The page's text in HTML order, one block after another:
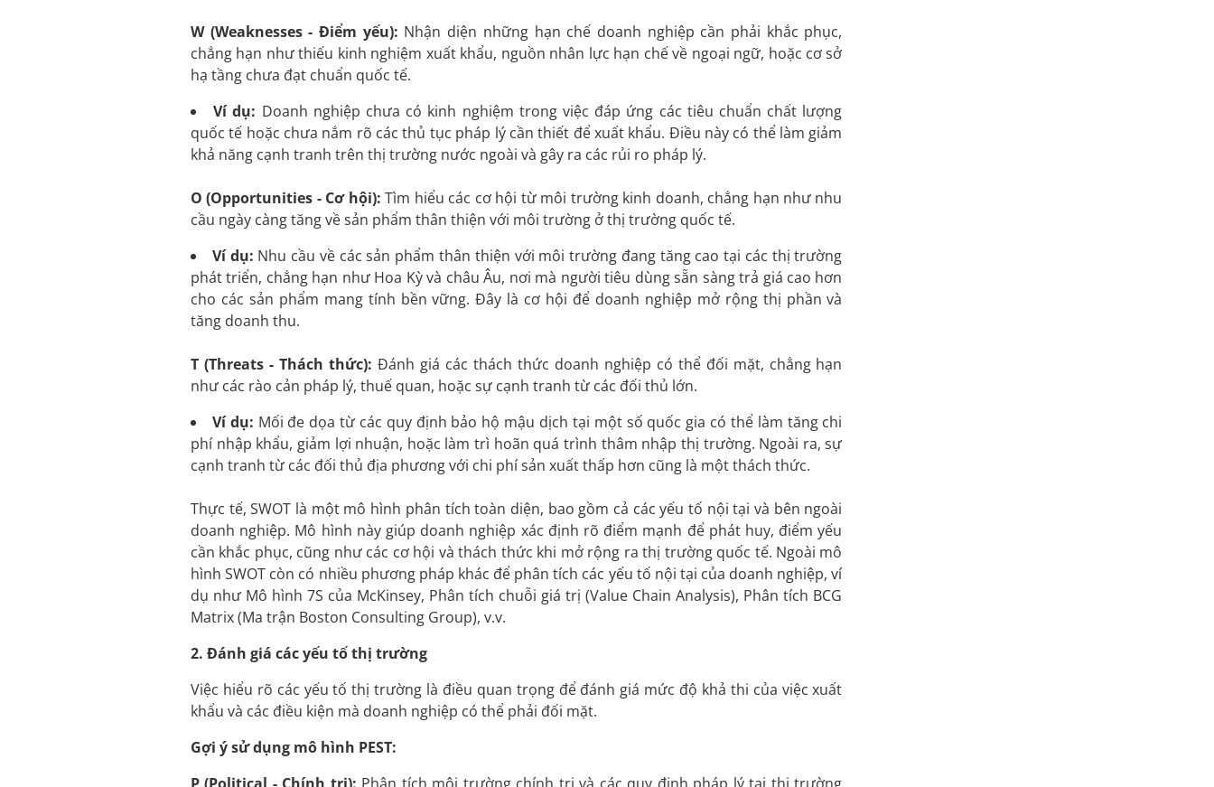
W (Weaknesses - Điểm yếu): Nhận diện những hạn chế doanh nghiệp cần phải khắc phục,
chẳng hạn như thiếu kinh nghiệm xuất khẩu, nguồn nhân lực hạn chế về ngoại ngữ, hoặc cơ sở
hạ tầng chưa đạt chuẩn quốc tế.
Ví dụ: Doanh nghiệp chưa có kinh nghiệm trong việc đáp ứng các tiêu chuẩn chất lượng
quốc tế hoặc chưa nắm rõ các thủ tục pháp lý cần thiết để xuất khẩu. Điều này có thể làm giảm
khả năng cạnh tranh trên thị trường nước ngoài và gây ra các rủi ro pháp lý.
O (Opportunities - Cơ hội): Tìm hiểu các cơ hội từ môi trường kinh doanh, chẳng hạn như nhu
cầu ngày càng tăng về sản phẩm thân thiện với môi trường ở thị trường quốc tế.
Ví dụ: Nhu cầu về các sản phẩm thân thiện với môi trường đang tăng cao tại các thị trường
phát triển, chẳng hạn như Hoa Kỳ và châu Âu, nơi mà người tiêu dùng sẵn sàng trả giá cao hơn
cho các sản phẩm mang tính bền vững. Đây là cơ hội để doanh nghiệp mở rộng thị phần và
tăng doanh thu.
T (Threats - Thách thức): Đánh giá các thách thức doanh nghiệp có thể đối mặt, chẳng hạn
như các rào cản pháp lý, thuế quan, hoặc sự cạnh tranh từ các đối thủ lớn.
Ví dụ: Mối đe dọa từ các quy định bảo hộ mậu dịch tại một số quốc gia có thể làm tăng chi
phí nhập khẩu, giảm lợi nhuận, hoặc làm trì hoãn quá trình thâm nhập thị trường. Ngoài ra, sự
cạnh tranh từ các đối thủ địa phương với chi phí sản xuất thấp hơn cũng là một thách thức.
Thực tế, SWOT là một mô hình phân tích toàn diện, bao gồm cả các yếu tố nội tại và bên ngoài
doanh nghiệp. Mô hình này giúp doanh nghiệp xác định rõ điểm mạnh để phát huy, điểm yếu
cần khắc phục, cũng như các cơ hội và thách thức khi mở rộng ra thị trường quốc tế. Ngoài mô
hình SWOT còn có nhiều phương pháp khác để phân tích các yếu tố nội tại của doanh nghiệp, ví
dụ như Mô hình 7S của McKinsey, Phân tích chuỗi giá trị (Value Chain Analysis), Phân tích BCG
Matrix (Ma trận Boston Consulting Group), v.v.
2. Đánh giá các yếu tố thị trường
Việc hiểu rõ các yếu tố thị trường là điều quan trọng để đánh giá mức độ khả thi của việc xuất
khẩu và các điều kiện mà doanh nghiệp có thể phải đối mặt.
Gợi ý sử dụng mô hình PEST: